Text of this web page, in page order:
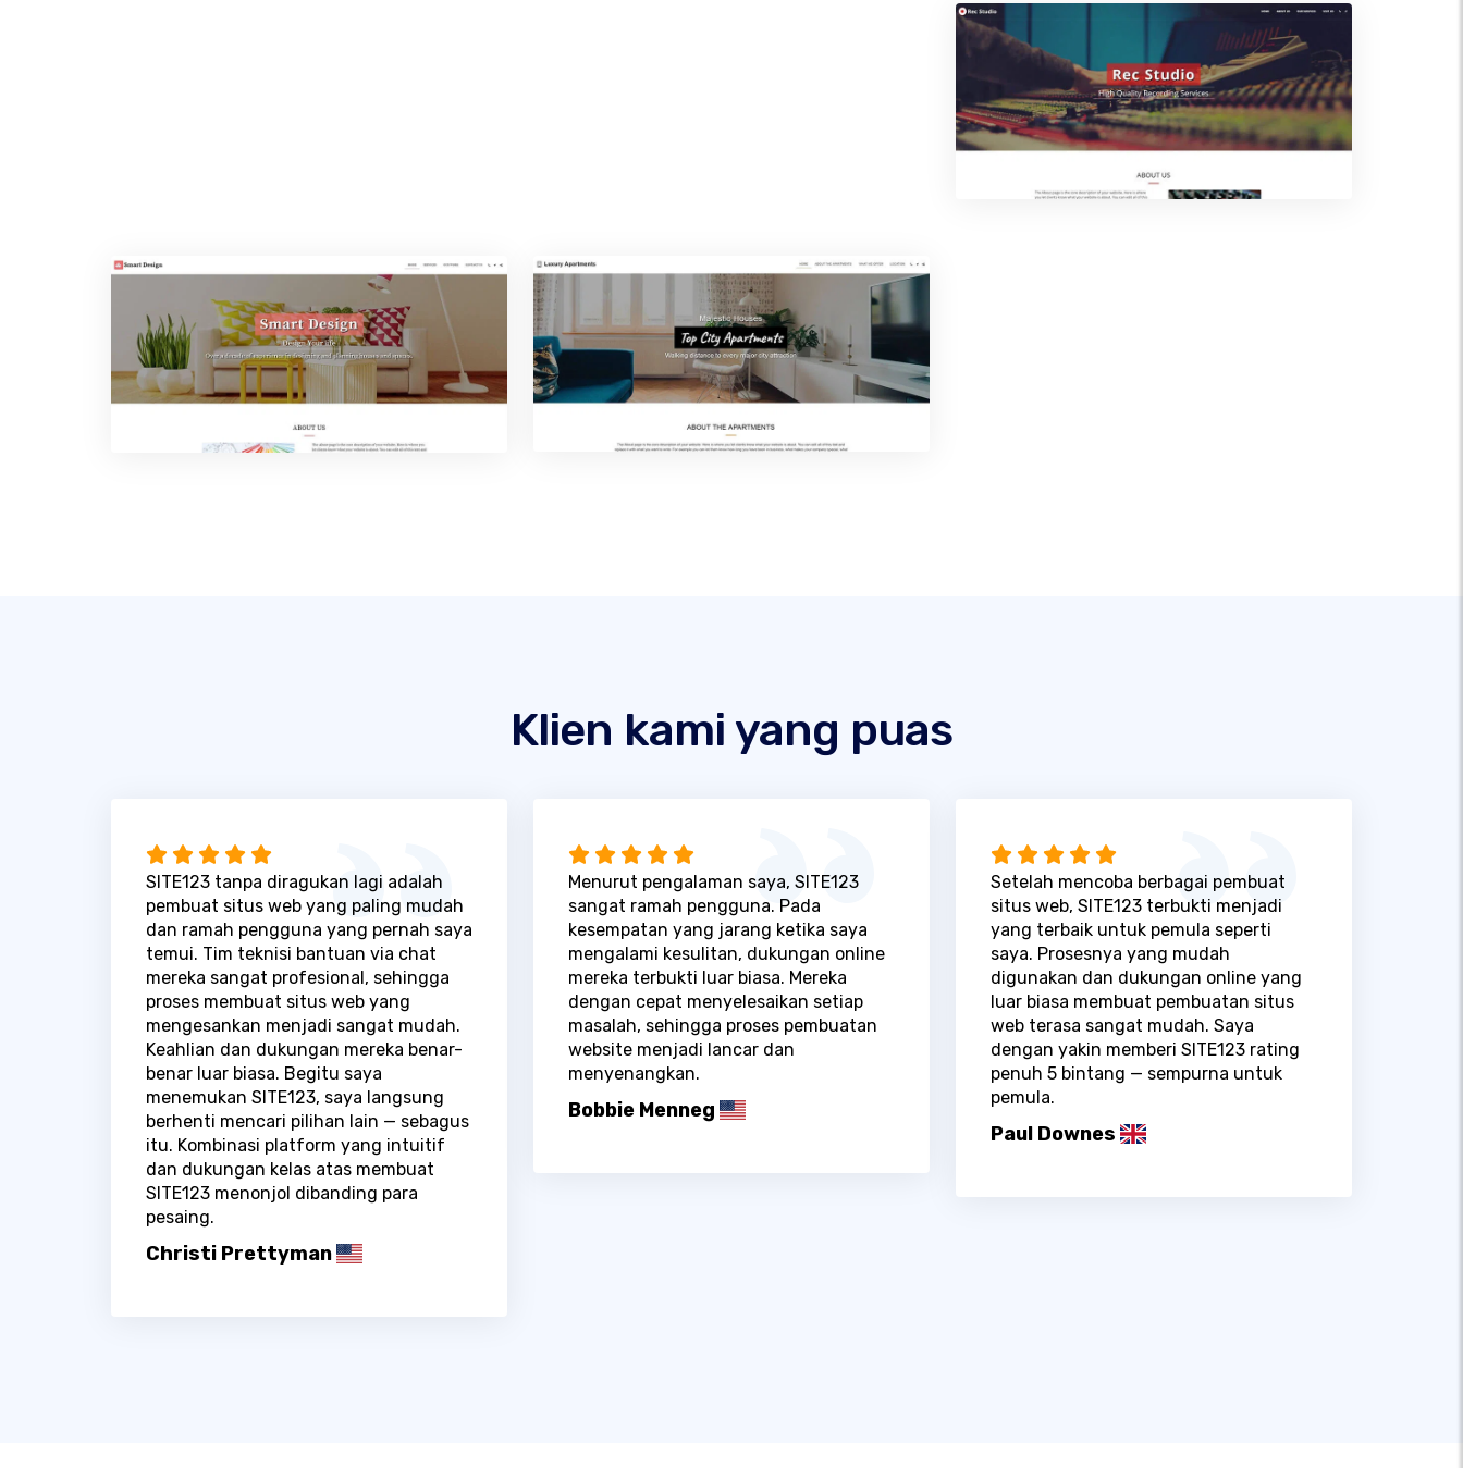
Klien kami yang puas
SITE123 tanpa diragukan lagi adalah
pembuat situs web yang paling mudah
dan ramah pengguna yang pernah saya
temui. Tim teknisi bantuan via chat
mereka sangat profesional, sehingga
proses membuat situs web yang
mengesankan menjadi sangat mudah.
Keahlian dan dukungan mereka benar-
benar luar biasa. Begitu saya
menemukan SITE123, saya langsung
berhenti mencari pilihan lain — sebagus
itu. Kombinasi platform yang intuitif
dan dukungan kelas atas membuat
SITE123 menonjol dibanding para
pesaing.
Christi Prettyman
Menurut pengalaman saya, SITE123
sangat ramah pengguna. Pada
kesempatan yang jarang ketika saya
mengalami kesulitan, dukungan online
mereka terbukti luar biasa. Mereka
dengan cepat menyelesaikan setiap
masalah, sehingga proses pembuatan
website menjadi lancar dan
menyenangkan.
Bobbie Menneg
Setelah mencoba berbagai pembuat
situs web, SITE123 terbukti menjadi
yang terbaik untuk pemula seperti
saya. Prosesnya yang mudah
digunakan dan dukungan online yang
luar biasa membuat pembuatan situs
web terasa sangat mudah. Saya
dengan yakin memberi SITE123 rating
penuh 5 bintang — sempurna untuk
pemula.
Paul Downes